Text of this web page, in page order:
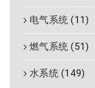
电气系统 (11)
燃气系统 (51)
水系统 (149)